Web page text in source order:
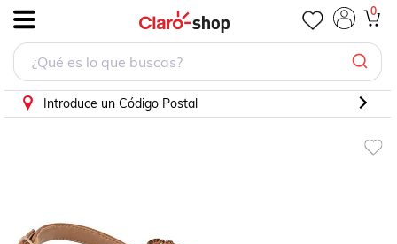
0
Introduce un Código Postal
Sandalia Lady one Ro4537 Camel 22 al 26